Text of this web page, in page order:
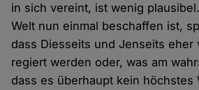
in sich vereint, ist wenig
Welt nun einmal beschaffen ist,
dass Diesseits und Jenseits eher
regiert werden oder, was am
dass es überhaupt kein höchstes